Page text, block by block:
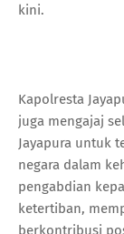
kini.
Kapolresta
juga mengajaj
Jayapura untuk
negara dalam
pengabdian
ketertiban,
berkontribusi